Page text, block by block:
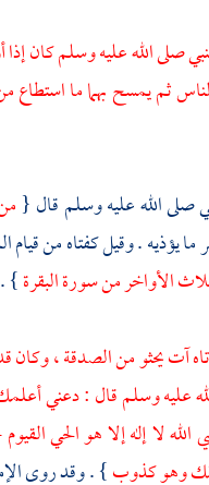
صلى الله عليه وسلم كان
ثم يمسح بهما ما استطاع
صلى الله عليه وسلم قال {
يؤذيه . وقيل كفتاه من
الأواخر من سورة البقرة} .
آت يحثو من الصدقة ، وكان
عليه وسلم قال : دعني
الله لا إله إلا هو الحي
وهو كذوب} . وقد روى